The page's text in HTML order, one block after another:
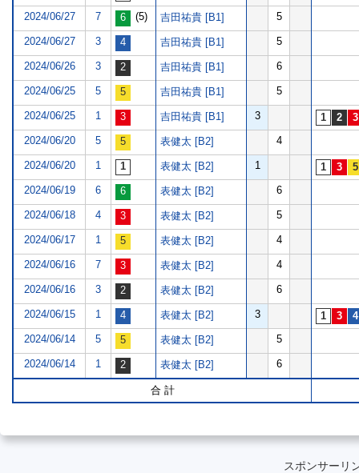
2024/06/27 7 (5) 吉田祐貴 [B1] 5
2024/06/27 3 吉田祐貴 [B1] 5
2024/06/26 3 吉田祐貴 [B1] 6
2024/06/25 5 吉田祐貴 [B1] 5
2024/06/25 1 吉田祐貴 [B1] 3
2024/06/20 5 表健太 [B2] 4
2024/06/20 1 表健太 [B2] 1
2024/06/19 6 表健太 [B2] 6
2024/06/18 4 表健太 [B2] 5
2024/06/17 1 表健太 [B2] 4
2024/06/16 7 表健太 [B2] 4
2024/06/16 3 表健太 [B2] 6
2024/06/15 1 表健太 [B2] 3
2024/06/14 5 表健太 [B2] 5
2024/06/14 1 表健太 [B2] 6
合 計
スポンサーリ